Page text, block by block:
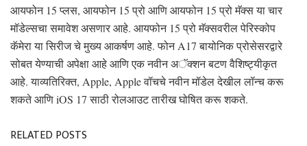
आयफोन 15 प्लस, आयफोन 15 प्रो आणि आयफोन 15 प्रो मॅक्स या चार
मॉडेल्सचा समावेश असणार आहे. आयफोन 15 प्रो मॅक्सवरील पेरिस्कोप
कॅमेरा या सिरीज चे मुख्य आकर्षण आहे. फोन A17 बायोनिक प्रोसेसरद्वारे
सोबत येण्याची अपेक्षा आहे आणि एक नवीन अॅक्शन बटण वैशिष्ट्यीकृत
आहे. याव्यतिरिक्त, Apple, Apple वॉचचे नवीन मॉडेल देखील लॉन्च करू
शकते आणि iOS 17 साठी रोलआउट तारीख घोषित करू शकते.
RELATED POSTS